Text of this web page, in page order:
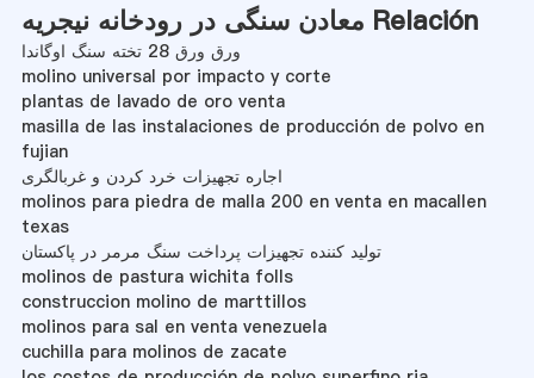
معادن سنگی در رودخانه نیجریه Relación
ورق ورق 28 تخته سنگ اوگاندا
molino universal por impacto y corte
plantas de lavado de oro venta
masilla de las instalaciones de producción de polvo en
fujian
اجاره تجهیزات خرد کردن و غربالگری
molinos para piedra de malla 200 en venta en macallen
texas
تولید کننده تجهیزات پرداخت سنگ مرمر در پاکستان
molinos de pastura wichita folls
construccion molino de marttillos
molinos para sal en venta venezuela
cuchilla para molinos de zacate